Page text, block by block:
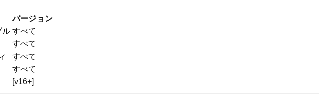
バージョン
ル すべて
すべて
すべて
すべて
[v16+]